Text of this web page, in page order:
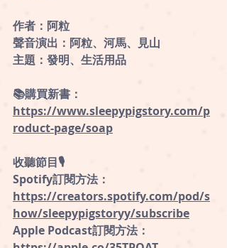
作者：阿粒
聲音演出：阿粒、河馬、見山
主題：發明、生活用品
📚購買新書：
https://www.sleepypigstory.com/p
roduct-page/soap
收聽節目🎙
Spotify訂閱方法：
https://creators.spotify.com/pod/s
how/sleepypigstoryy/subscribe
Apple Podcast訂閱方法：